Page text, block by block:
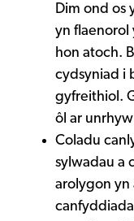
Dim ond os
yn
hon atoch.
cydsyniad i
gyfreithiol.
ôl ar
Coladu
sylwadau a
arolygon yn